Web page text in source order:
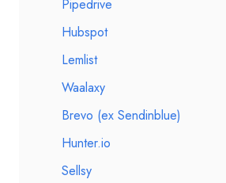
Pipedrive
Hubspot
Lemlist
Waalaxy
Brevo (ex Sendinblue)
Hunter.io
Sellsy